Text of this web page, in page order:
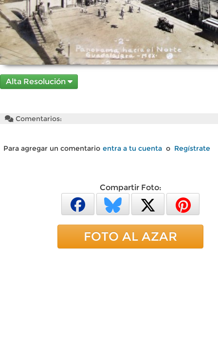
Alta Resolución
Comentarios:
Para agregar un comentario entra a tu cuenta o Regístrate
Compartir Foto:
FOTO AL AZAR